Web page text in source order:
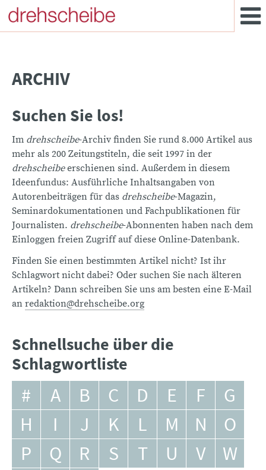
ARCHIV
Suchen Sie los!
Im drehscheibe-Archiv finden Sie rund 8.000 Artikel aus
mehr als 200 Zeitungstiteln, die seit 1997 in der
drehscheibeerschienen sind. Außerdem in diesem
Ideenfundus: Ausführliche Inhaltsangaben von
Autorenbeiträgen für das drehscheibe-Magazin,
Seminardokumentationen und Fachpublikationen für
Journalisten. drehscheibe-Abonnenten haben nach dem
Einloggen freien Zugriff auf diese Online-Datenbank.
Finden Sie einen bestimmten Artikel nicht? Ist ihr
Schlagwort nicht dabei? Oder suchen Sie nach älteren
Artikeln? Dann schreiben Sie uns am besten eine E-Mail
an redaktion@drehscheibe.org
Schnellsuche über die
Schlagwortliste
# A B C D E F
G
H
I J K L M N
O
P
Q R S T U V
W